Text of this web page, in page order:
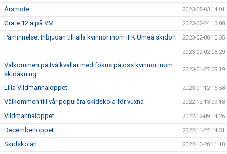
Årsmöte 2023-05-03 14:01
Grate 12:a på VM 2023-02-24 13:08
Påminnelse: Inbjudan till alla kvinnor inom IFK Umeå skidor! 2023-02-08 10:35
2023-02-02 08:29
Välkommen på två kvällar med fokus på oss kvinnor inom
skidåkning
2023-01-27 09:19
Lilla Vildmannaloppet 2023-01-12 15:58
Välkommen till vår populära skidskola för vuxna 2022-12-13 09:18
Vildmannaloppet 2022-12-09 14:26
Decemberloppet 2022-11-22 14:51
Skidskolan 2022-10-28 11:10